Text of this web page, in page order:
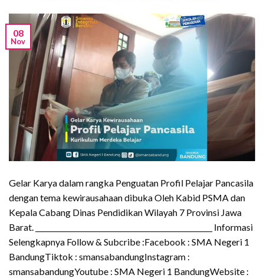
08
Nov
Gelar Karya dalam rangka Penguatan Profil Pelajar Pancasila
dengan tema kewirausahaan dibuka Oleh Kabid PSMA dan
Kepala Cabang Dinas Pendidikan Wilayah 7 Provinsi Jawa
Barat. __________________________________________________ Informasi
Selengkapnya Follow & Subcribe :Facebook : SMA Negeri 1
BandungTiktok : smansabandungInstagram :
smansabandungYoutube : SMA Negeri 1 BandungWebsite :